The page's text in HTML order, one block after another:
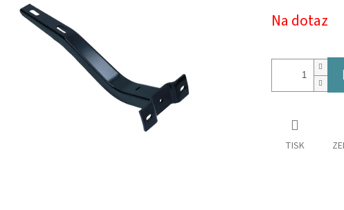
cena:
Na dotaz
TISK